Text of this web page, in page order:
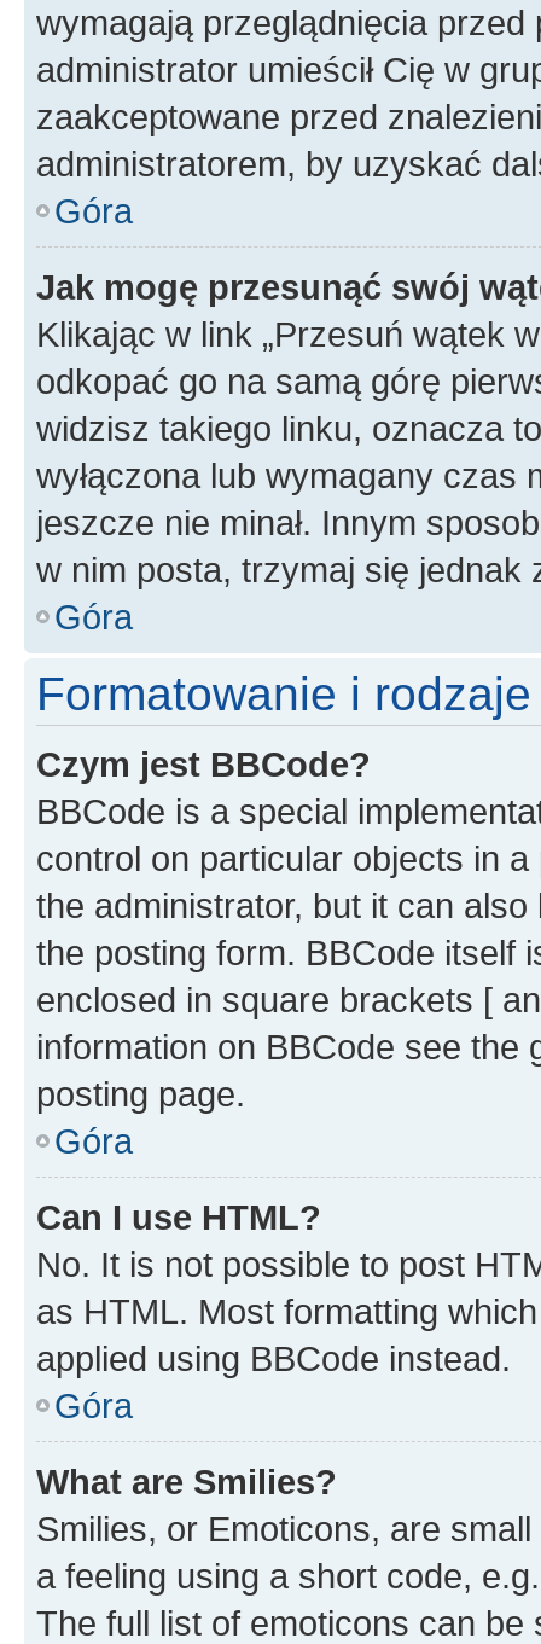
wymagają przeglądnięcia
administrator umieścił Cię w
zaakceptowane przed
administratorem, by uzyskać
Góra
Jak mogę przesunąć swój
Klikając w link „Przesuń wątek
odkopać go na samą górę
widzisz takiego linku, oznacza
wyłączona lub wymagany czas
jeszcze nie minał. Innym
w nim posta, trzymaj się jednak
Góra
Formatowanie i
Czym jest BBCode?
BBCode is a special
control on particular objects in
the administrator, but it can
the posting form. BBCode itself
enclosed in square brackets [
information on BBCode see
posting page.
Góra
Can I use HTML?
No. It is not possible to post
as HTML. Most formatting
applied using BBCode instead.
Góra
What are Smilies?
Smilies, or Emoticons, are
a feeling using a short code,
The full list of emoticons can